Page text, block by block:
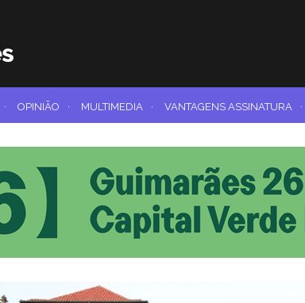
· OPINIÃO · MULTIMEDIA · VANTAGENS ASSINATURA ·